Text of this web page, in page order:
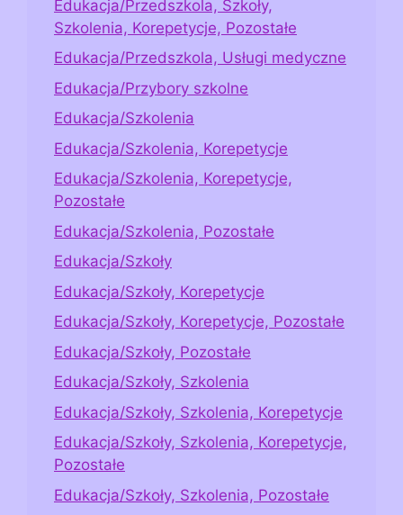
Edukacja/Przedszkola, Szkoły,
Szkolenia, Korepetycje, Pozostałe
Edukacja/Przedszkola, Usługi medyczne
Edukacja/Przybory szkolne
Edukacja/Szkolenia
Edukacja/Szkolenia, Korepetycje
Edukacja/Szkolenia, Korepetycje,
Pozostałe
Edukacja/Szkolenia, Pozostałe
Edukacja/Szkoły
Edukacja/Szkoły, Korepetycje
Edukacja/Szkoły, Korepetycje, Pozostałe
Edukacja/Szkoły, Pozostałe
Edukacja/Szkoły, Szkolenia
Edukacja/Szkoły, Szkolenia, Korepetycje
Edukacja/Szkoły, Szkolenia, Korepetycje,
Pozostałe
Edukacja/Szkoły, Szkolenia, Pozostałe